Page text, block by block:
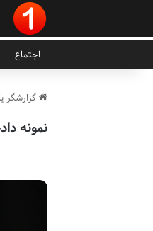
اجتماع
گزارشگر
نمونه